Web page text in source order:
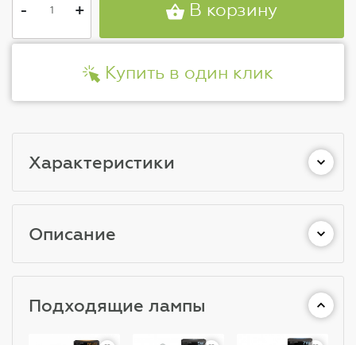
- + В корзину
Купить в один клик
Характеристики
Описание
Подходящие лампы